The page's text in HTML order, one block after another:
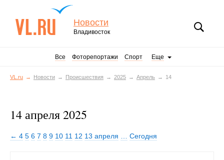
Новости
Владивосток
Все Фоторепортажи Спорт Еще
VL.ru Новости Происшествия 2025 Апрель 14
14 апреля 2025
← 4 5 6 7 8 9 10 11 12 13 апреля Сегодня